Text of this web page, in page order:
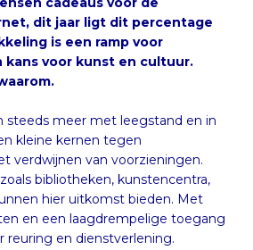
steeds meer met leegstand en in
kleine kernen tegen
verdwijnen van voorzieningen.
bibliotheken, kunstencentra,
hier uitkomst bieden. Met
en een laagdrempelige toegang
reuring en dienstverlening.